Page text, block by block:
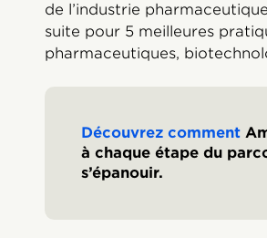
de l’industrie
suite pour 5 meilleures
pharmaceutiques,
Découvrez comment
à chaque étape du
s’épanouir.